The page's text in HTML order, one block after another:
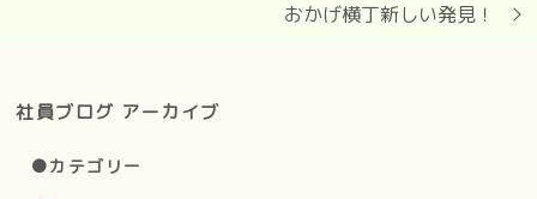
おかげ横丁新しい発見！
社員ブログ アーカイブ
●カテゴリー